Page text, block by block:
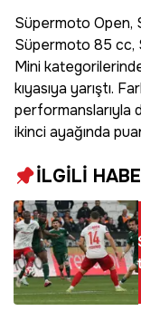
Süpermoto Open,
Süpermoto 85
Mini
kıyasıya yarıştı.
performanslarıyla
ikinci ayağında
İLGİLİ